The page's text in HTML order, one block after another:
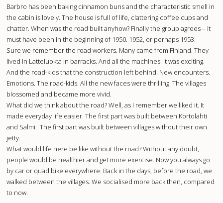
Barbro has been baking cinnamon buns and the characteristic smell in
the cabin is lovely. The house is full of life, clattering coffee cups and
chatter. When was the road built anyhow? Finally the group agrees – it
must have been in the beginning of 1950. 1952, or perhaps 1953.
Sure we remember the road workers. Many came from Finland. They
lived in Latteluokta in barracks. And all the machines. It was exciting.
And the road-kids that the construction left behind. New encounters.
Emotions. The road-kids. All the new faces were thrilling. The villages
blossomed and became more vivid.
What did we think about the road? Well, as I remember we liked it. It
made everyday life easier. The first part was built between Kortolahti
and Salmi. The first part was built between villages without their own
jetty.
What would life here be like without the road? Without any doubt,
people would be healthier and get more exercise. Now you always go
by car or quad bike everywhere. Back in the days, before the road, we
walked between the villages. We socialised more back then, compared
to now.